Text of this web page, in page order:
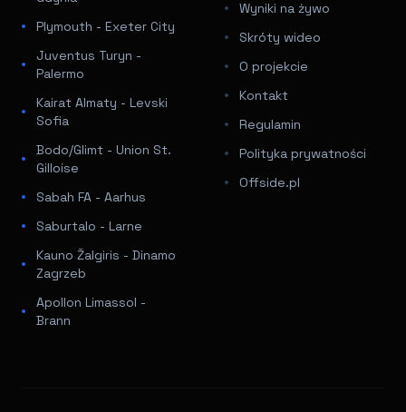
Plymouth - Exeter City
Juventus Turyn -
Palermo
Kairat Almaty - Levski
Sofia
Bodo/Glimt - Union St.
Gilloise
Sabah FA - Aarhus
Saburtalo - Larne
Kauno Žalgiris - Dinamo
Zagrzeb
Apollon Limassol -
Brann
Wyniki na żywo
Skróty wideo
O projekcie
Kontakt
Regulamin
Polityka prywatności
Offside.pl